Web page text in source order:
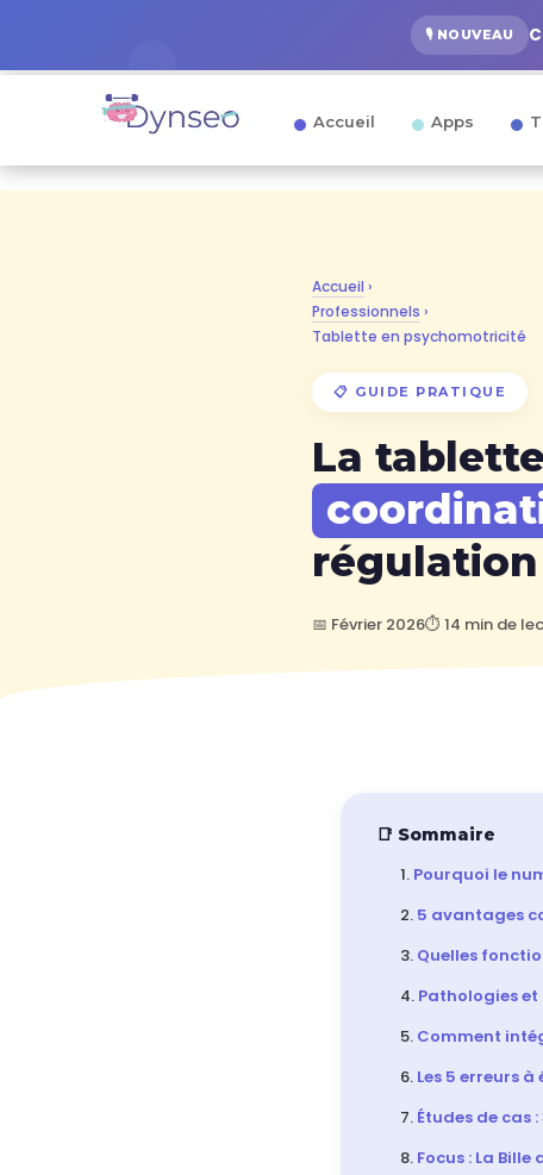
🎙️ NOUVEAU
Accueil Apps
Accueil ›
Professionnels ›
Tablette en psychomotricité
📋 GUIDE PRATIQUE
La
📅 Février 2026⏱ 14 min de
📑 Sommaire
Pourquoi le
5 avantages
Quelles
Pathologies
Comment
Les 5 erreurs
Études de cas
Focus : La